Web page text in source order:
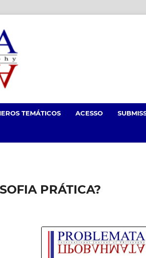
TEMÁTICOS ACESSO
PRÁTICA?